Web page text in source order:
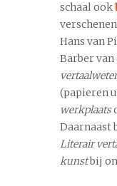
schaal ook
verschenen
Hans van
Barber van
(papieren
werkplaats
Daarnaast
Literair
kunstbij